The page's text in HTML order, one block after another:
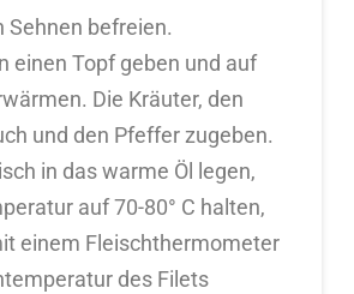
Sehnen befreien.
einen Topf geben und auf
Die Kräuter, den
und den Pfeffer zugeben.
in das warme Öl legen,
auf 70-80° C halten,
einem Fleischthermometer
des Filets